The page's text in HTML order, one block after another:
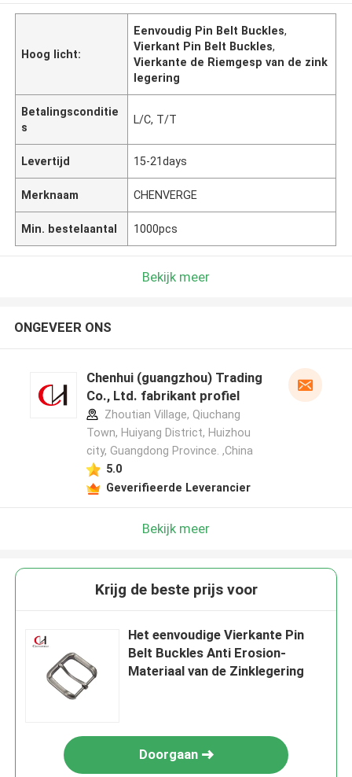
Hoog licht:
Eenvoudig Pin Belt Buckles,
Vierkant Pin Belt Buckles,
Vierkante de Riemgesp van de zink
legering
Betalingsconditie
s
L/C, T/T
Levertijd 15-21days
Merknaam CHENVERGE
Min. bestelaantal 1000pcs
Bekijk meer
ONGEVEER ONS
Chenhui (guangzhou) Trading
Co., Ltd. fabrikant profiel
Zhoutian Village, Qiuchang
Town, Huiyang District, Huizhou
city, Guangdong Province. ,China
5.0
Geverifieerde Leverancier
Bekijk meer
Krijg de beste prijs voor
Het eenvoudige Vierkante Pin
Belt Buckles Anti Erosion-
Materiaal van de Zinklegering
Doorgaan